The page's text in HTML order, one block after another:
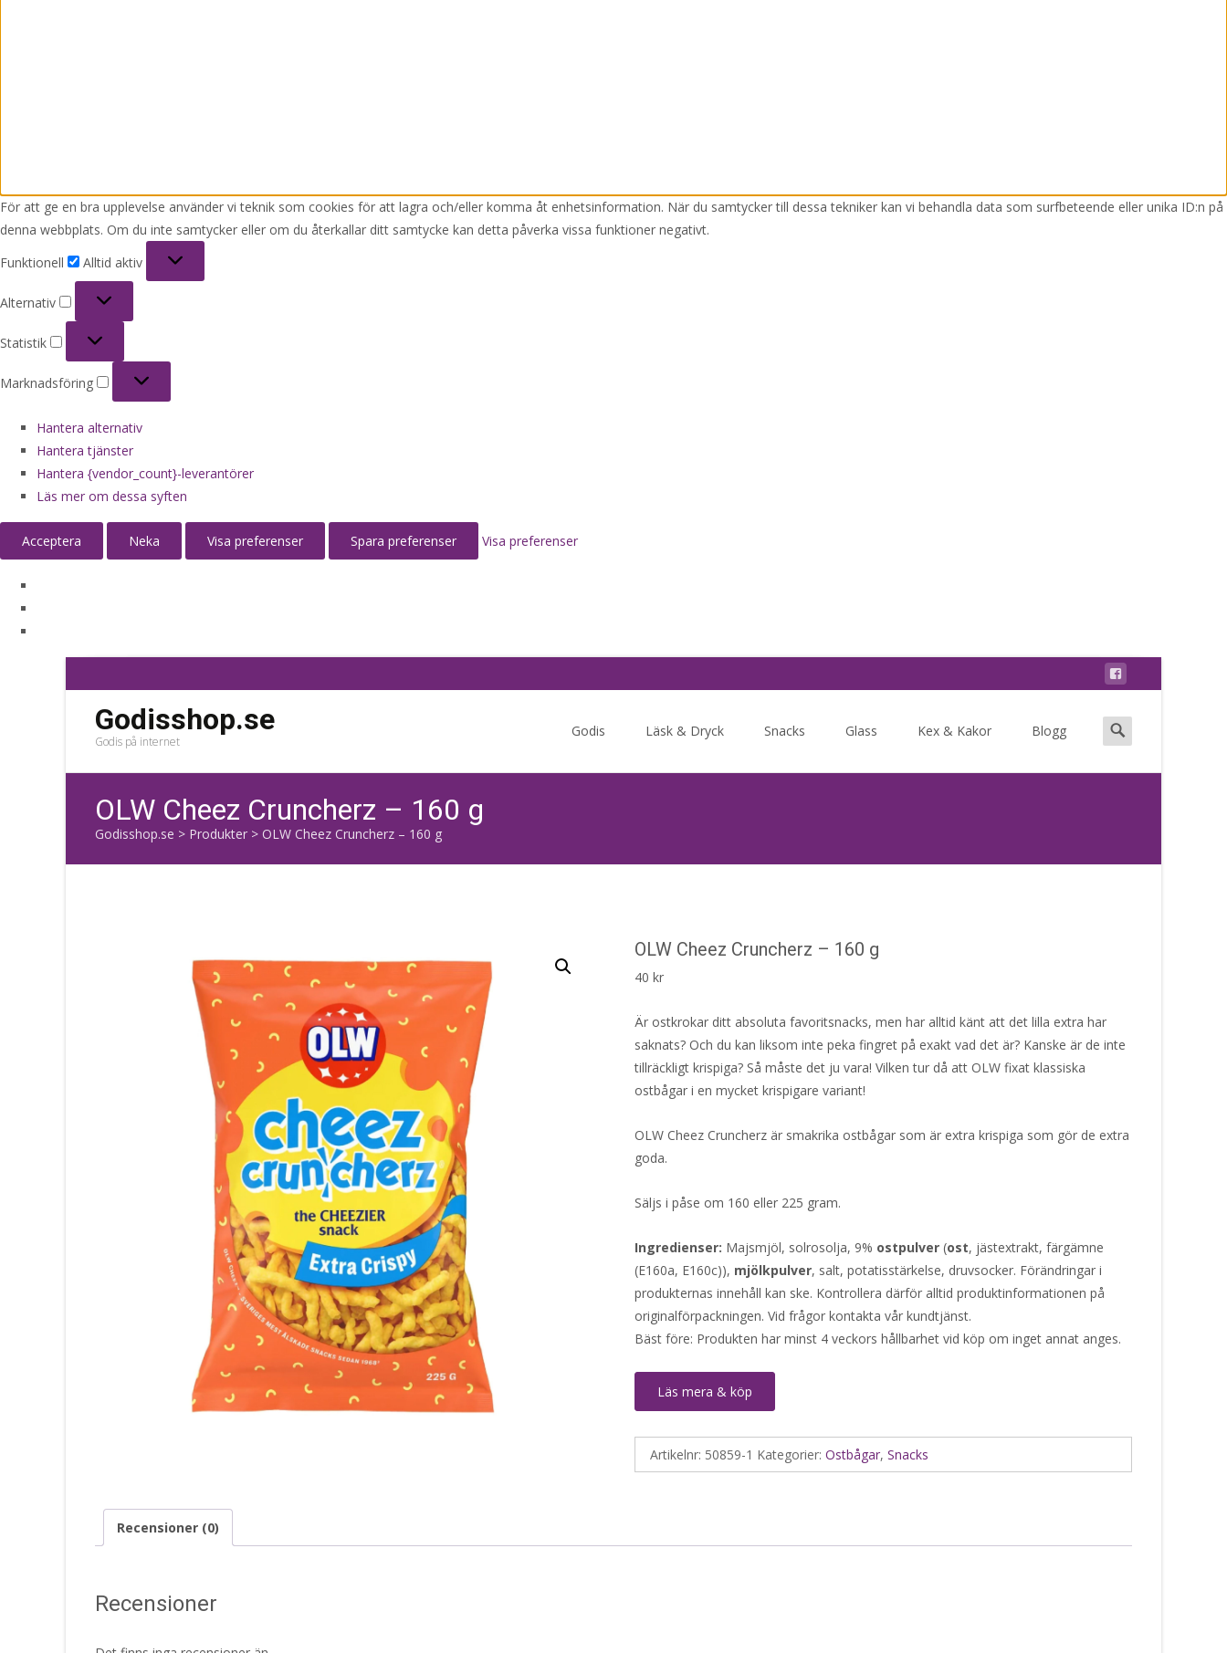
För att ge en bra upplevelse använder vi teknik som cookies för att lagra och/eller komma åt enhetsinformation. När du samtycker till dessa tekniker kan vi behandla data som surfbeteende eller unika ID:n på
denna webbplats. Om du inte samtycker eller om du återkallar ditt samtycke kan detta påverka vissa funktioner negativt.
Funktionell
Alltid aktiv
Alternativ
Statistik
Marknadsföring
Hantera alternativ
Hantera tjänster
Hantera {vendor_count}-leverantörer
Läs mer om dessa syften
Acceptera Neka Visa preferenser Spara preferenser Visa preferenser
Godisshop.se
Godis på internet
Godis Läsk & Dryck Snacks Glass Kex & Kakor Blogg
Search
for:
OLW Cheez Cruncherz – 160 g
Godisshop.se > Produkter > OLW Cheez Cruncherz – 160 g
OLW Cheez Cruncherz – 160 g
40 kr
Är ostkrokar ditt absoluta favoritsnacks, men har alltid känt att det lilla extra har
saknats? Och du kan liksom inte peka fingret på exakt vad det är? Kanske är de inte
tillräckligt krispiga? Så måste det ju vara! Vilken tur då att OLW fixat klassiska
ostbågar i en mycket krispigare variant!
OLW Cheez Cruncherz är smakrika ostbågar som är extra krispiga som gör de extra
goda.
Säljs i påse om 160 eller 225 gram.
Ingredienser: Majsmjöl, solrosolja, 9% ostpulver(ost, jästextrakt, färgämne
(E160a, E160c)), mjölkpulver, salt, potatisstärkelse, druvsocker. Förändringar i
produkternas innehåll kan ske. Kontrollera därför alltid produktinformationen på
originalförpackningen. Vid frågor kontakta vår kundtjänst.
Bäst före: Produkten har minst 4 veckors hållbarhet vid köp om inget annat anges.
Läs mera & köp
Artikelnr: 50859-1 Kategorier: Ostbågar, Snacks
Recensioner (0)
Recensioner